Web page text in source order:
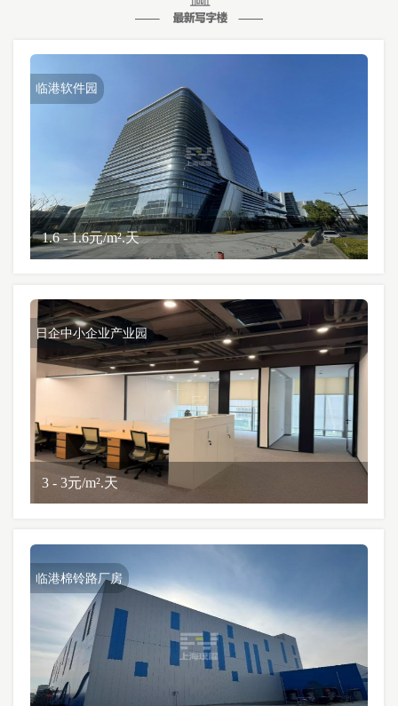
临港软件园
1.6 - 1.6元/m².天
日企中小企业产业园
3 - 3元/m².天
临港棉铃路厂房